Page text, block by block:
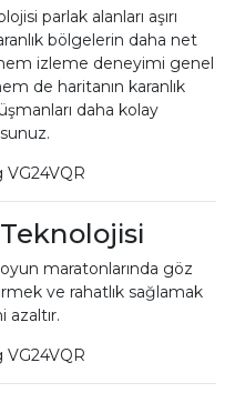
parlak alanları aşırı
bölgelerin daha net
izleme deneyimi genel
de haritanın karanlık
daha kolay
maratonlarında göz
ve rahatlık sağlamak
azaltır.